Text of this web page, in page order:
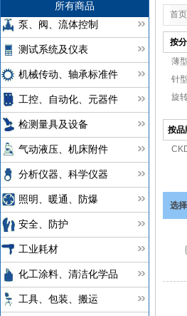
所有商品
泵、阀、流体控制
测试系统及仪表
机械传动、轴承标准件
工控、自动化、元器件
检测量具及设备
气动液压、机床附件
分析仪器、科学仪器
照明、暖通、防爆
安全、防护
工业耗材
化工涂料、清洁化学品
工具、包装、搬运
首页
按
薄
针
旋
按品
选择